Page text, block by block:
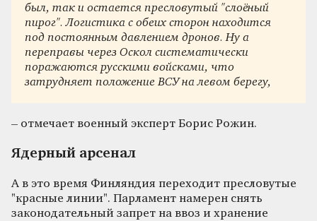
был, так и остается пресловутый "слоёный
пирог". Логистика с обеих сторон находится
под постоянным давлением дронов. Ну а
переправы через Оскол систематически
поражаются русскими войсками, что
затрудняет положение ВСУ на левом берегу,
– отмечает военный эксперт Борис Рожин.
Ядерный арсенал
А в это время Финляндия переходит пресловутые
"красные линии". Парламент намерен снять
законодательный запрет на ввоз и хранение